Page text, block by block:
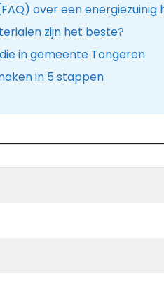
over een energiezuinig
zijn het beste?
in gemeente Tongeren
in 5 stappen